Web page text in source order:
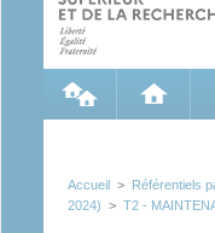
Accueil > Référentiels
2024) > T2 -